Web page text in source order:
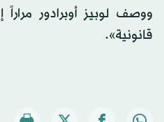
ووصف لوبيز أوبرادور
قانونية».